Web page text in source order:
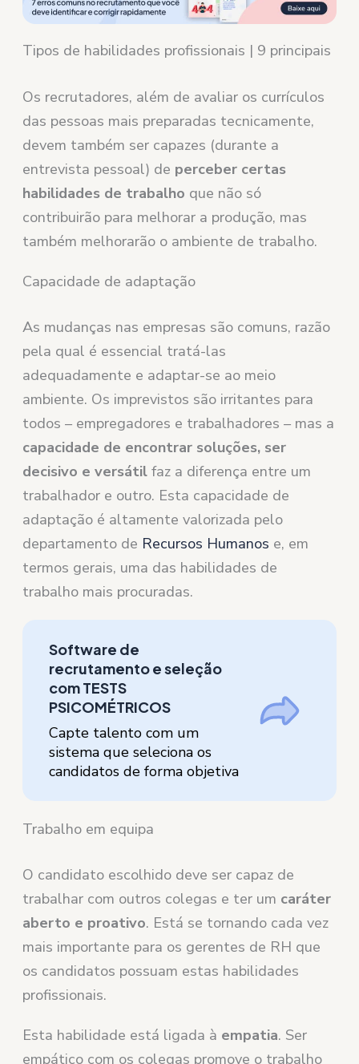
Tipos de habilidades profissionais | 9 principais
Os recrutadores, além de avaliar os currículos
das pessoas mais preparadas tecnicamente,
devem também ser capazes (durante a
entrevista pessoal) de perceber certas
habilidades de trabalho que não só
contribuirão para melhorar a produção, mas
também melhorarão o ambiente de trabalho.
Capacidade de adaptação
As mudanças nas empresas são comuns, razão
pela qual é essencial tratá-las
adequadamente e adaptar-se ao meio
ambiente. Os imprevistos são irritantes para
todos – empregadores e trabalhadores – mas a
capacidade de encontrar soluções, ser
decisivo e versátilfaz a diferença entre um
trabalhador e outro. Esta capacidade de
adaptação é altamente valorizada pelo
departamento de Recursos Humanos e, em
termos gerais, uma das habilidades de
trabalho mais procuradas.
Software de
recrutamento e seleção
com TESTS
PSICOMÉTRICOS
Capte talento com um
sistema que seleciona os
candidatos de forma objetiva
Trabalho em equipa
O candidato escolhido deve ser capaz de
trabalhar com outros colegas e ter um caráter
aberto e proativo. Está se tornando cada vez
mais importante para os gerentes de RH que
os candidatos possuam estas habilidades
profissionais.
Esta habilidade está ligada à empatia. Ser
empático com os colegas promove o trabalho